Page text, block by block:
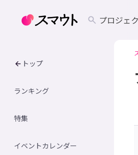
プロジェ
トップ
ランキング
特集
イベントカレンダー